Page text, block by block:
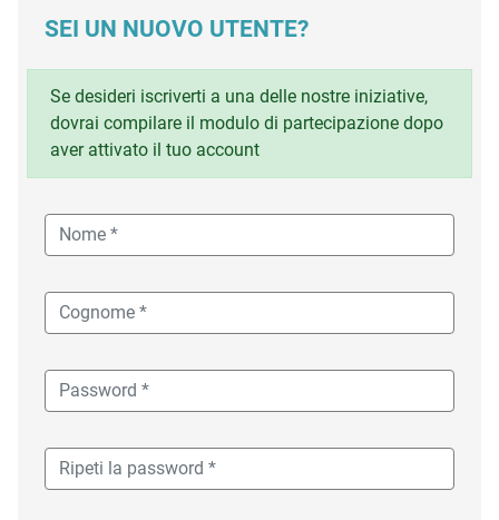
SEI UN NUOVO UTENTE?
Se desideri iscriverti a una delle nostre iniziative,
dovrai compilare il modulo di partecipazione dopo
aver attivato il tuo account